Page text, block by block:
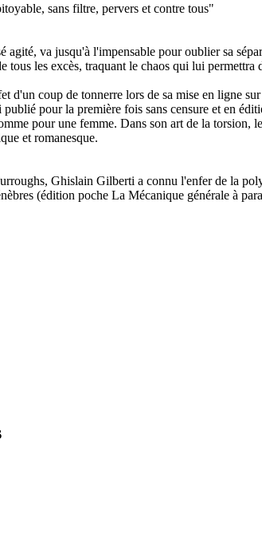
sans filtre, pervers et contre tous"
agité, va jusqu'à l'impensable pour oublier sa
tous les excès, traquant le chaos qui lui
d'un coup de tonnerre lors de sa mise en ligne
pour la première fois sans censure et en
pour une femme. Dans son art de la torsion,
et romanesque.
Ghislain Gilberti a connu l'enfer de la
(édition poche La Mécanique générale à